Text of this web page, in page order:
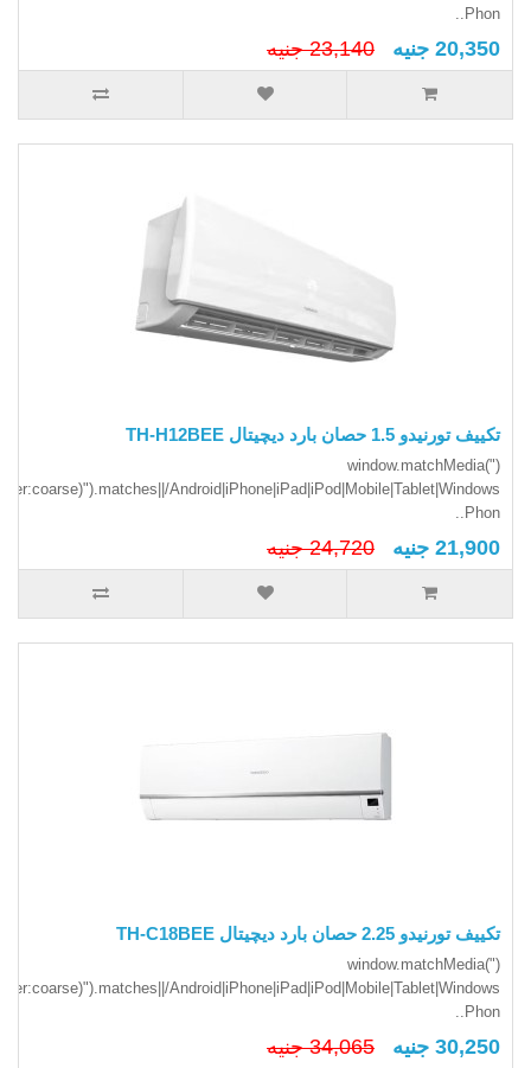
Phon..
20,350 جنيه 23,140 جنيه
تكييف تورنيدو 1.5 حصان بارد ديچيتال TH-H12BEE
(window.matchMedia("
Android|iPhone|iPad|iPod|Mobile|Tablet|Windows
Phon..
21,900 جنيه 24,720 جنيه
تكييف تورنيدو 2.25 حصان بارد ديچيتال TH-C18BEE
(window.matchMedia("
Android|iPhone|iPad|iPod|Mobile|Tablet|Windows
Phon..
30,250 جنيه 34,065 جنيه